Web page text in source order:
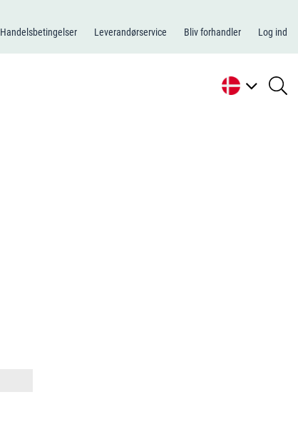
Handelsbetingelser Leverandørservice Bliv forhandler Log ind